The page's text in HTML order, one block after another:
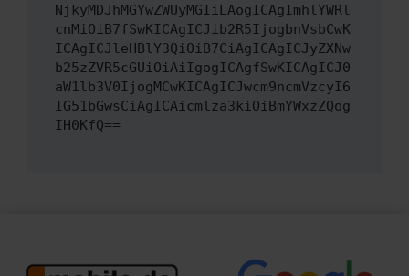
NjkyMDJhMGYwZWUyMGIiLAogICAgImhlYWRl
cnMiOiB7fSwKICAgICJib2R5IjogbnVsbCwK
ICAgICJleHBlY3QiOiB7CiAgICAgICJyZXNw
b25zZVR5cGUiOiAiIgogICAgfSwKICAgICJ0
aW1lb3V0IjogMCwKICAgICJwcm9ncmVzcyI6
IG51bGwsCiAgICAicmlza3kiOiBmYWxzZQog
IH0KfQ==